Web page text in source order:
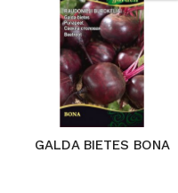
GALDA BIETES BONA